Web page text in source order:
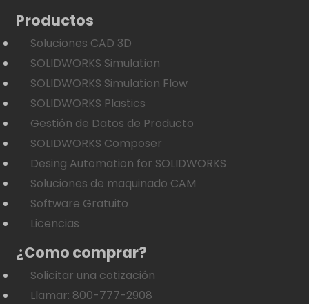
Productos
Soluciones CAD 3D
SOLIDWORKS Simulation
SOLIDWORKS Simulation Flow
SOLIDWORKS Plastics
Gestión de Datos de Producto
SOLIDWORKS Composer
Desing Automation for SOLIDWORKS
Soluciones de maquinado CAM
Software Gratuito
Licencias
¿Como comprar?
Solicitar una cotización
Llamar: 800-777-2908